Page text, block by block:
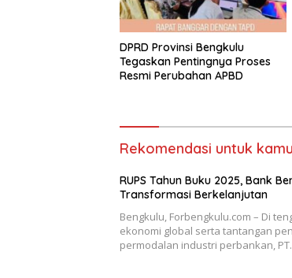
DPRD Provinsi Bengkulu
Tegaskan Pentingnya Proses
Resmi Perubahan APBD
Rekomendasi untuk kamu
RUPS Tahun Buku 2025, Bank
Transformasi Berkelanjutan
Bengkulu, Forbengkulu.com – Di
ekonomi global serta tantangan
permodalan industri perbankan,